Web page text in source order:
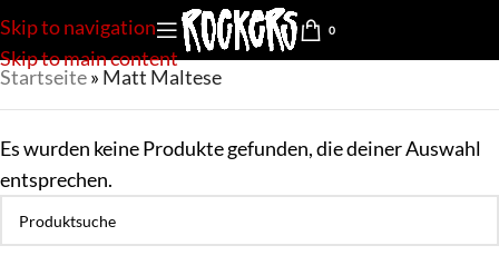
Skip to navigation
Skip to main content
0
Startseite» Matt Maltese
Es wurden keine Produkte gefunden, die deiner Auswahl
entsprechen.